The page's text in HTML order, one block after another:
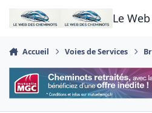
Aller au contenu
Le
Accueil Voies de Services